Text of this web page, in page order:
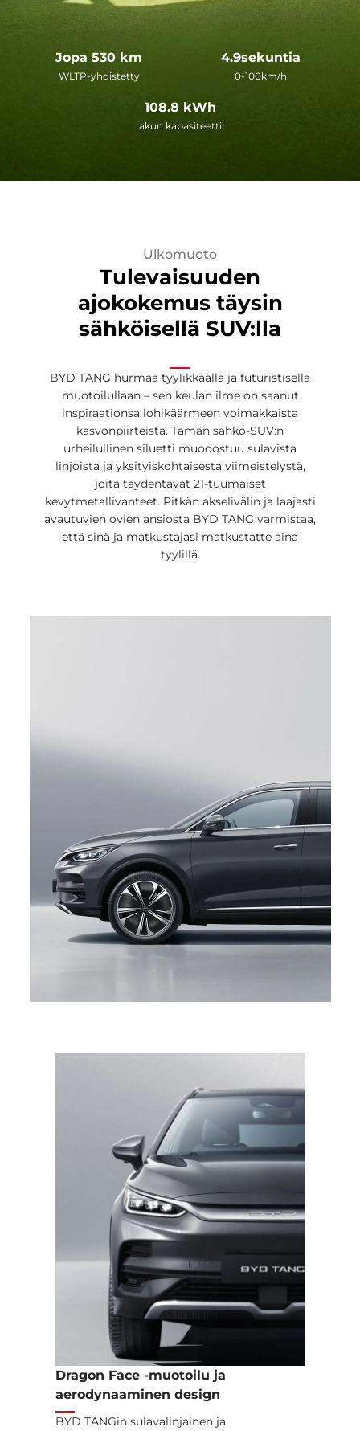
Jopa530 km
WLTP-yhdistetty
4.9sekuntia
0-100km/h
108.8 kWh
akun kapasiteetti
Ulkomuoto
Tulevaisuuden
ajokokemus täysin
sähköisellä SUV:lla
BYD TANG hurmaa tyylikkäällä ja futuristisella
muotoilullaan – sen keulan ilme on saanut
inspiraationsa lohikäärmeen voimakkaista
kasvonpiirteistä. Tämän sähkö-SUV:n
urheilullinen siluetti muodostuu sulavista
linjoista ja yksityiskohtaisesta viimeistelystä,
joita täydentävät 21-tuumaiset
kevytmetallivanteet. Pitkän akselivälin ja laajasti
avautuvien ovien ansiosta BYD TANG varmistaa,
että sinä ja matkustajasi matkustatte aina
tyylillä.
Dragon Face -muotoilu ja
aerodynaaminen design
BYD TANGin sulavalinjainen ja